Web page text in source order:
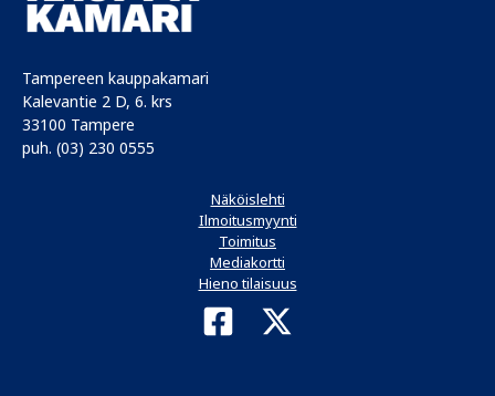
Tampereen kauppakamari
Kalevantie 2 D, 6. krs
33100 Tampere
puh. (03) 230 0555
Näköislehti
Ilmoitusmyynti
Toimitus
Mediakortti
Hieno tilaisuus